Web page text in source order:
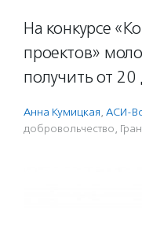
На конкурсе
проектов»
получить от
Анна Кумицкая, АСИ-
доброволь­чест­во,